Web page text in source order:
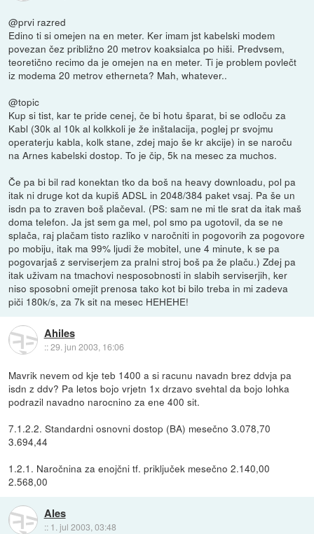
@prvi razred
Edino ti si omejen na en meter. Ker imam jst kabelski modem
povezan čez približno 20 metrov koaksialca po hiši. Predvsem,
teoretično recimo da je omejen na en meter. Ti je problem povlečt
iz modema 20 metrov etherneta? Mah, whatever..
@topic
Kup si tist, kar te pride cenej, če bi hotu šparat, bi se odloču za
Kabl (30k al 10k al kolkkoli je že inštalacija, poglej pr svojmu
operaterju kabla, kolk stane, zdej majo še kr akcije) in se naroču
na Arnes kabelski dostop. To je čip, 5k na mesec za muchos.
Če pa bi bil rad konektan tko da boš na heavy downloadu, pol pa
itak ni druge kot da kupiš ADSL in 2048/384 paket vsaj. Pa še un
isdn pa to zraven boš plačeval. (PS: sam ne mi tle srat da itak maš
doma telefon. Ja jst sem ga mel, pol smo pa ugotovil, da se ne
splača, raj plačam tisto razliko v naročniti in pogovorih za pogovore
po mobiju, itak ma 99% ljudi že mobitel, une 4 minute, k se pa
pogovarjaš z serviserjem za pralni stroj boš pa že plaču.) Zdej pa
itak uživam na tmachovi nesposobnosti in slabih serviserjih, ker
niso sposobni omejit prenosa tako kot bi bilo treba in mi zadeva
piči 180k/s, za 7k sit na mesec HEHEHE!
Ahiles
::29. jun 2003, 16:06
Mavrik nevem od kje teb 1400 a si racunu navadn brez ddvja pa
isdn z ddv? Pa letos bojo vrjetn 1x drzavo svehtal da bojo lohka
podrazil navadno narocnino za ene 400 sit.
7.1.2.2. Standardni osnovni dostop (BA) mesečno 3.078,70
3.694,44
1.2.1. Naročnina za enojčni tf. priključek mesečno 2.140,00
2.568,00
Ales
:: 1. jul 2003, 03:48